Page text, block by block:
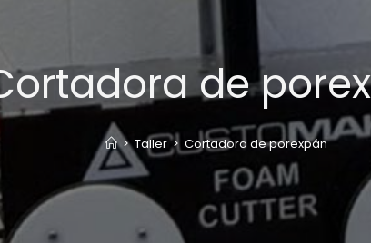
de
> Taller > Cortadora de porexpán